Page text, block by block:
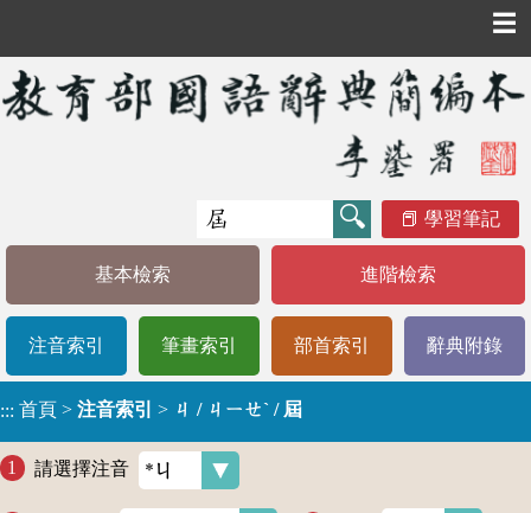
☰
學習筆記
基本檢索 進階檢索
注音索引 筆畫索引 部首索引 辭典附錄
::: 首頁 > 注音索引 > ㄐ / ㄐㄧㄝˋ / 屆
請選擇注音